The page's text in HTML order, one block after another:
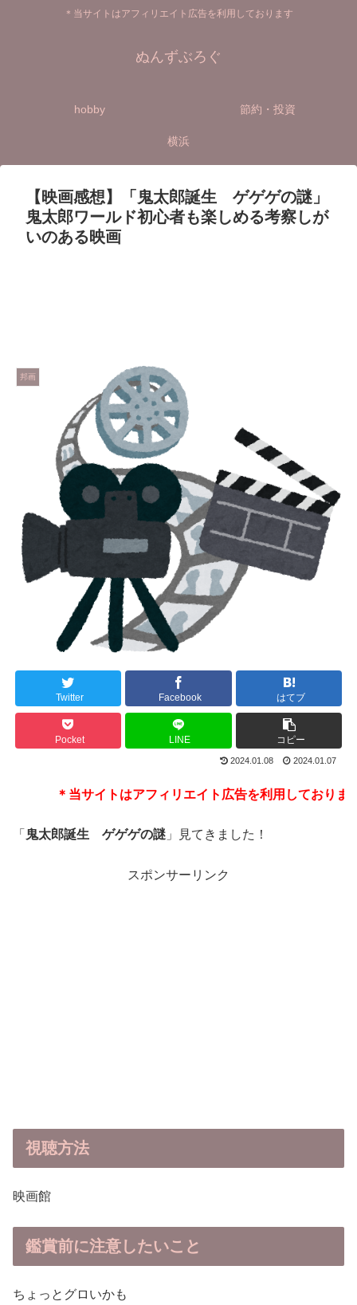
＊当サイトはアフィリエイト広告を利用しております
ぬんずぶろぐ
hobby 節約・投資
横浜
【映画感想】「鬼太郎誕生 ゲゲゲの謎」
鬼太郎ワールド初心者も楽しめる考察しが
いのある映画
邦画
Twitter Facebook はてブ
Pocket LINE コピー
2024.01.08 2024.01.07
＊当サイトはアフィリエイト広告を利用しております
「 鬼太郎誕生 ゲゲゲの謎 」見てきました！
スポンサーリンク
視聴方法
映画館
鑑賞前に注意したいこと
ちょっとグロいかも